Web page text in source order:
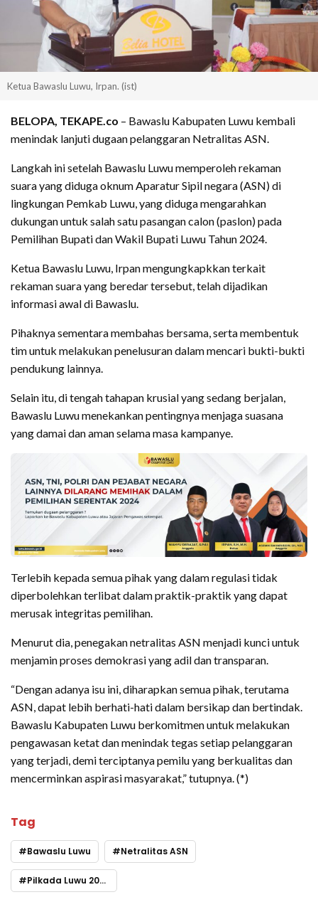
Ketua Bawaslu Luwu, Irpan. (ist)
BELOPA, TEKAPE.co – Bawaslu Kabupaten Luwu kembali
menindak lanjuti dugaan pelanggaran Netralitas ASN.
Langkah ini setelah Bawaslu Luwu memperoleh rekaman
suara yang diduga oknum Aparatur Sipil negara (ASN) di
lingkungan Pemkab Luwu, yang diduga mengarahkan
dukungan untuk salah satu pasangan calon (paslon) pada
Pemilihan Bupati dan Wakil Bupati Luwu Tahun 2024.
Ketua Bawaslu Luwu, Irpan mengungkapkkan terkait
rekaman suara yang beredar tersebut, telah dijadikan
informasi awal di Bawaslu.
Pihaknya sementara membahas bersama, serta membentuk
tim untuk melakukan penelusuran dalam mencari bukti-bukti
pendukung lainnya.
Selain itu, di tengah tahapan krusial yang sedang berjalan,
Bawaslu Luwu menekankan pentingnya menjaga suasana
yang damai dan aman selama masa kampanye.
Terlebih kepada semua pihak yang dalam regulasi tidak
diperbolehkan terlibat dalam praktik-praktik yang dapat
merusak integritas pemilihan.
Menurut dia, penegakan netralitas ASN menjadi kunci untuk
menjamin proses demokrasi yang adil dan transparan.
“Dengan adanya isu ini, diharapkan semua pihak, terutama
ASN, dapat lebih berhati-hati dalam bersikap dan bertindak.
Bawaslu Kabupaten Luwu berkomitmen untuk melakukan
pengawasan ketat dan menindak tegas setiap pelanggaran
yang terjadi, demi terciptanya pemilu yang berkualitas dan
mencerminkan aspirasi masyarakat,” tutupnya. (*)
Tag
Bawaslu Luwu Netralitas ASN
Pilkada Luwu 2024